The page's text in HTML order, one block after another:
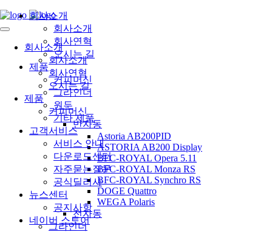
회사소개
회사소개
회사연혁
오시는 길
제품
커피머신
반자동
Astoria AB200PID
ASTORIA AB200 Display
BFC-ROYAL Opera 5.11
BFC-ROYAL Monza RS
BFC-ROYAL Synchro RS
DOGE Quattro
WEGA Polaris
전자동
그라인더
회사소개
회사소개
회사연혁
오시는 길
제품
커피머신
그라인더
원두
기타 제품
고객서비스
서비스 안내
다운로드센터
자주묻는질문
공식딜러사
뉴스센터
공지사항
네이버 스토어